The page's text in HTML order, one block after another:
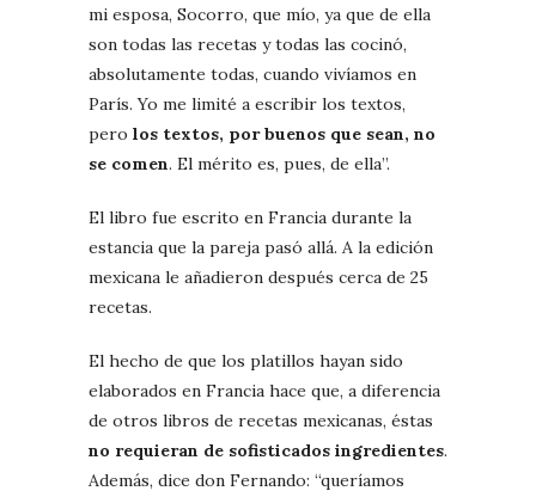
mi esposa, Socorro, que mío, ya que de ella
son todas las recetas y todas las cocinó,
absolutamente todas, cuando vivíamos en
París. Yo me limité a escribir los textos,
pero los textos, por buenos que sean, no
se comen. El mérito es, pues, de ella”.
El libro fue escrito en Francia durante la
estancia que la pareja pasó allá. A la edición
mexicana le añadieron después cerca de 25
recetas.
El hecho de que los platillos hayan sido
elaborados en Francia hace que, a diferencia
de otros libros de recetas mexicanas, éstas
no requieran de sofisticados ingredientes.
Además, dice don Fernando: “queríamos